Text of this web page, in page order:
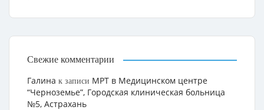
Свежие комментарии
Галина к записи МРТ в Медицинском центре
“Черноземье”, Городская клиническая больница
№5, Астрахань